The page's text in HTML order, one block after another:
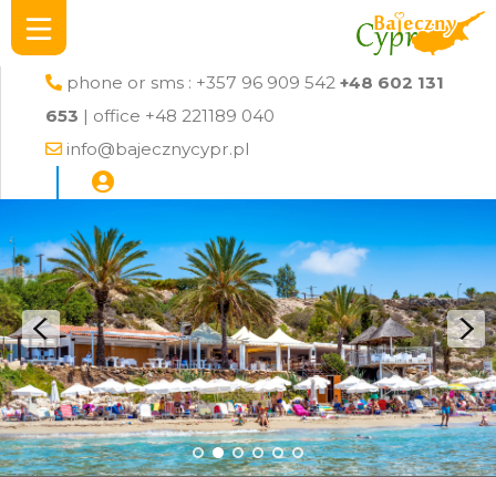
phone or sms : +357 96 909 542 +48 602 131
653 | office +48 221189 040
info@bajecznycypr.pl
Next